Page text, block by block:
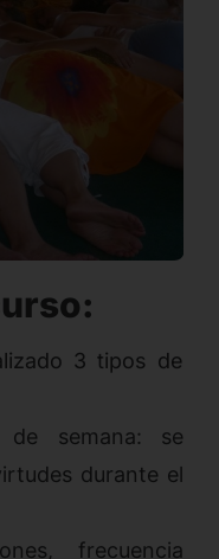
3 tipos de
semana: se
durante el
frecuencia